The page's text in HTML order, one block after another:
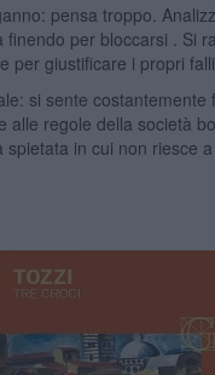
pensa troppo.
finendo per bloccarsi . Si
per giustificare i propri
si sente costantemente
alle regole della società
spietata in cui non riesce